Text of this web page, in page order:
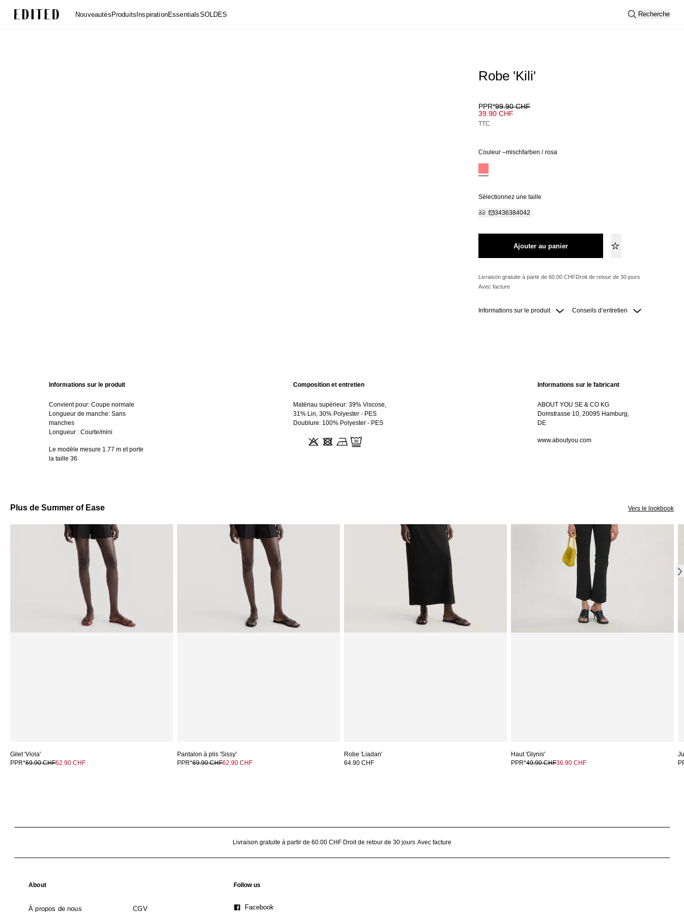
NouveautésProduitsInspirationEssentialsSOLDES Recherche
Robe 'Kili'
PPR*99.90 CHF
39.90 CHF
TTC
Couleur –mischfarben / rosa
Sélectionnez une taille
32 3436384042
Ajouter au panier
Livraison gratuite à partir de 60.00 CHFDroit de retour de 30 jours
Avec facture
Informations sur le produit Conseils d’entretien
Informations sur le produit
Convient pour: Coupe normale
Longueur de manche: Sans
manches
Longueur : Courte/mini
Le modèle mesure 1.77 m et porte
la taille 36
Composition et entretien
Matériau supérieur: 39% Viscose,
31% Lin, 30% Polyester - PES
Doublure: 100% Polyester - PES
Informations sur le fabricant
ABOUT YOU SE & CO KG
Domstrasse 10, 20095 Hamburg,
DE
www.aboutyou.com
Plus de Summer of Ease Vers le lookbook
Gilet 'Viola'
PPR*69.90 CHF62.90 CHF
Pantalon à plis 'Sissy'
PPR*69.90 CHF62.90 CHF
Robe 'Liadan'
64.90 CHF
Haut 'Glynis'
PPR*49.90 CHF36.90 CHF
Livraison gratuite à partir de 60.00 CHF Droit de retour de 30 jours Avec facture
About
À propos de nous CGV
Follow us
Facebook